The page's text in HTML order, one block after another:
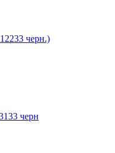
черн.)
черн